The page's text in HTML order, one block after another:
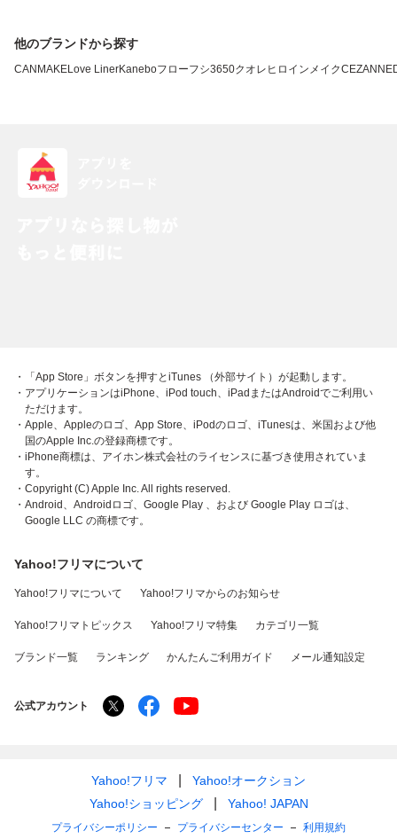
他のブランドから探す
CANMAKELove LinerKaneboフローフシ3650クオレ ヒロインメイクCEZANNE
・「App Store」ボタンを押すとiTunes （外部サイト）が起動します。
・アプリケーションはiPhone、iPod touch、iPadまたはAndroidでご利用い
ただけます。
・Apple、Appleのロゴ、App Store、iPodのロゴ、iTunesは、米国および他
国のApple Inc.の登録商標です。
・iPhone商標は、アイホン株式会社のライセンスに基づき使用されていま
す。
・Copyright (C) Apple Inc. All rights reserved.
・Android、Androidロゴ、Google Play 、および Google Play ロゴは、
Google LLC の商標です。
Yahoo!フリマについて
Yahoo!フリマについて Yahoo!フリマからのお知らせ
Yahoo!フリマトピックス Yahoo!フリマ特集 カテゴリ一覧
ブランド一覧 ランキング かんたんご利用ガイド メール通知設定
公式アカウント
Yahoo!フリマ
Yahoo!オークション
Yahoo!ショッピング
Yahoo! JAPAN
プライバシーポリシー プライバシーセンター 利用規約